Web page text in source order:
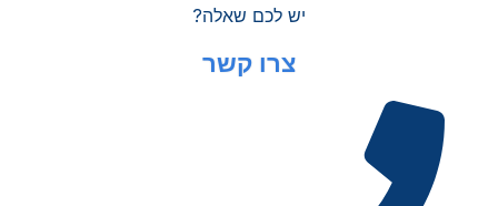
יש לכם שאלה?
צרו קשר